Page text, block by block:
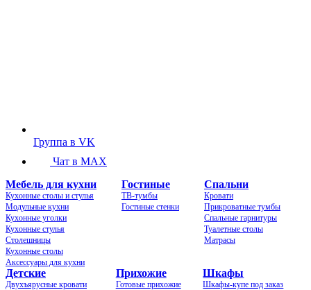
Группа в VK
Чат в MAX
Мебель для кухни
Кухонные столы и стулья
Модульные кухни
Кухонные уголки
Кухонные стулья
Столешницы
Кухонные столы
Аксессуары для кухни
Гостиные
ТВ-тумбы
Гостиные стенки
Спальни
Кровати
Прикроватные тумбы
Спальные гарнитуры
Туалетные столы
Матрасы
Детские
Двухъярусные кровати
Прихожие
Готовые прихожие
Шкафы
Шкафы-купе под заказ